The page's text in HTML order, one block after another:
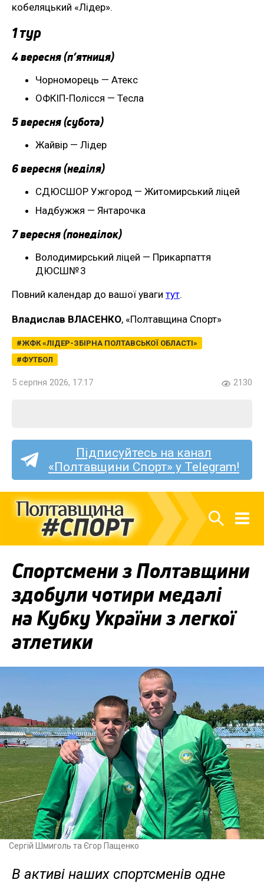
кобеляцький «Лідер».
1 тур
4 вересня (п’ятниця)
Чорноморець — Атекс
ОФКІП-Полісся — Тесла
5 вересня (субота)
Жайвір — Лідер
6 вересня (неділя)
СДЮСШОР Ужгород — Житомирський ліцей
Надбужжя — Янтарочка
7 вересня (понеділок)
Володимирський ліцей — Прикарпаття
ДЮСШ№ 3
Повний календар до вашої уваги тут.
Владислав ВЛАСЕНКО, «Полтавщина Спорт»
ЖФК «ЛІДЕР-ЗБІРНА ПОЛТАВСЬКОЇ ОБЛАСТІ»
ФУТБОЛ
5 серпня 2026, 17:17 2130
Підписуйтесь на канал
«Полтавщини Спорт» у Telegram!
Спортсмени з Полтавщини
здобули чотири медалі
на Кубку України з легкої
атлетики
Сергій Шмиголь та Єгор Пащенко
В активі наших спортсменів одне